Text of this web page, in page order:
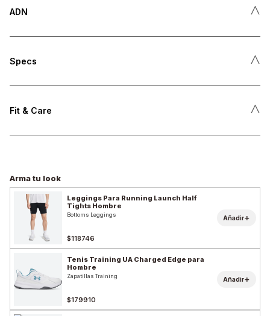
ADN ˄
Specs ˄
Fit & Care ˄
Arma tu look
Leggings Para Running Launch Half
Tights Hombre
Bottoms Leggings
$118746
Añadir+
Tenis Training UA Charged Edge para
Hombre
Zapatillas Training
$179910
Añadir+